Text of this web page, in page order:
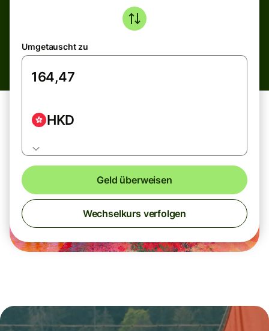
Umgetauscht zu
HKD
Geld überweisen
Wechselkurs verfolgen